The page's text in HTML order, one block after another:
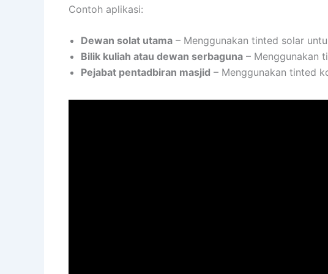
Contoh aplikasi:
Dewan solat utama – Menggunakan tinted solar
Bilik kuliah atau dewan serbaguna – Menggunakan
Pejabat pentadbiran masjid – Menggunakan tinted